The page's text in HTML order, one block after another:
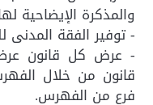
والمذكرة الإيضاحية
- توفير الفقة المدنى
- عرض كل قانون
قانون من خلال
فرع من الفهرس.